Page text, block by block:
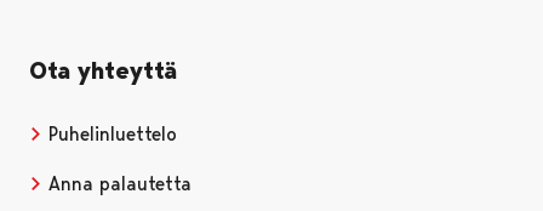
Ota yhteyttä
Puhelinluettelo
Anna palautetta